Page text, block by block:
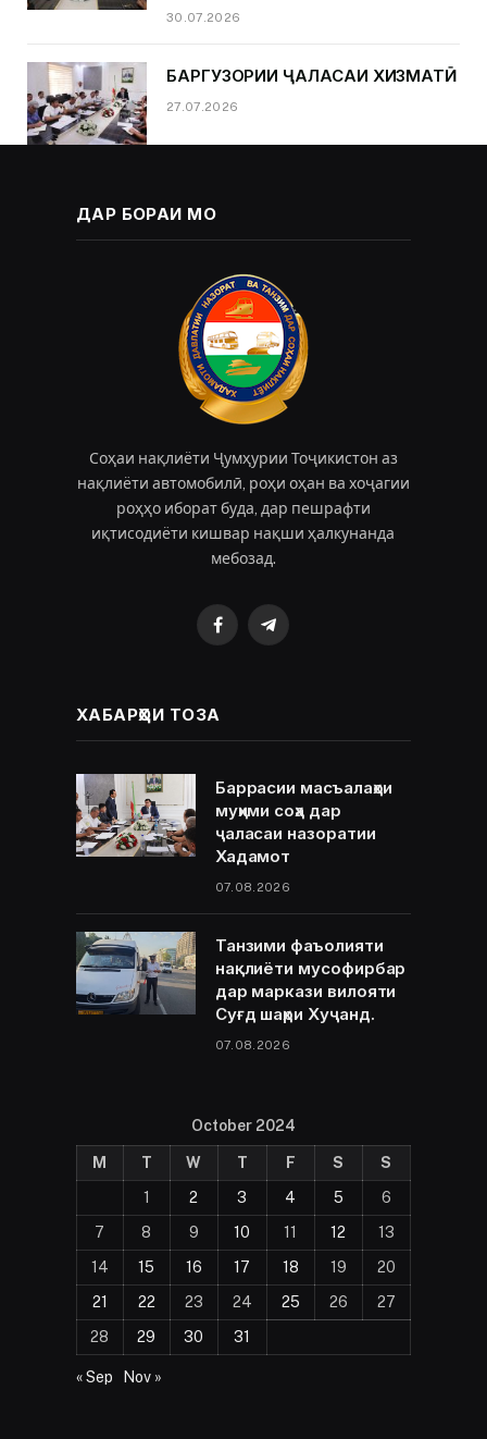
30.07.2026
БАРГУЗОРИИ ҶАЛАСАИ ХИЗМАТӢ
27.07.2026
ДАР БОРАИ МО
Соҳаи нақлиёти Ҷумҳурии Тоҷикистон аз
нақлиёти автомобилӣ, роҳи оҳан ва хоҷагии
роҳҳо иборат буда, дар пешрафти
иқтисодиёти кишвар нақши ҳалкунанда
мебозад.
FacebookTelegram
ХАБАРҲОИ ТОЗА
Баррасии масъалаҳои
муҳими соҳа дар
ҷаласаи назоратии
Хадамот
07.08.2026
Танзими фаъолияти
нақлиёти мусофирбар
дар маркази вилояти
Суғд шаҳри Хуҷанд.
07.08.2026
October 2024
M T W T F S
S
1
2 3 4 5
6
7
8 9 10 11 12
13
14
15 16 17 18 19
20
21
22 23 24 25 26
27
28
29 30 31
« Sep Nov »